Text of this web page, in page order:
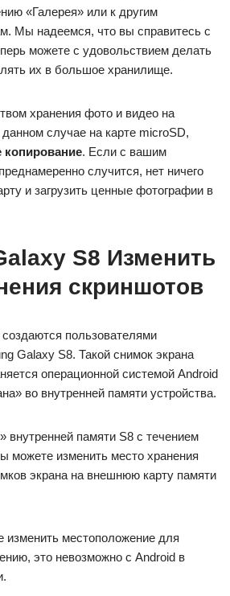
«Галерея» или к другим
Мы надеемся, что вы справитесь с
можете с удовольствием делать
их в большое хранилище.
хранения фото и видео на
случае на карте microSD,
копирование. Если с вашим
случится, нет ничего
и загрузить ценные фотографии в
S8 Изменить
скриншотов
пользователями
Galaxy S8. Такой снимок экрана
операционной системой Android
во внутренней памяти устройства.
внутренней памяти S8 с течением
можете изменить место хранения
экрана на внешнюю карту памяти
изменить местоположение для
это невозможно с Android в